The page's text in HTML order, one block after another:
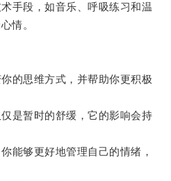
段，如音乐、呼吸练习和温
情。
思维方式，并帮助你更积极
暂时的舒缓，它的影响会持
够更好地管理自己的情绪，